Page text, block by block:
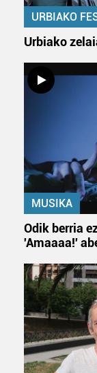
URBIAKO
Urbiako
MUSIKA
Odik berria
'Amaaaa!'